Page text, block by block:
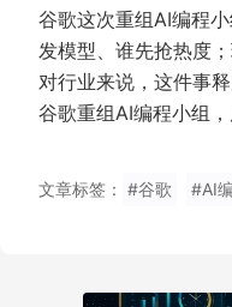
谷歌这次重组AI编程
发模型、谁先抢热度
对行业来说，这件事
谷歌重组AI编程小组
文章标签： #谷歌 #AI